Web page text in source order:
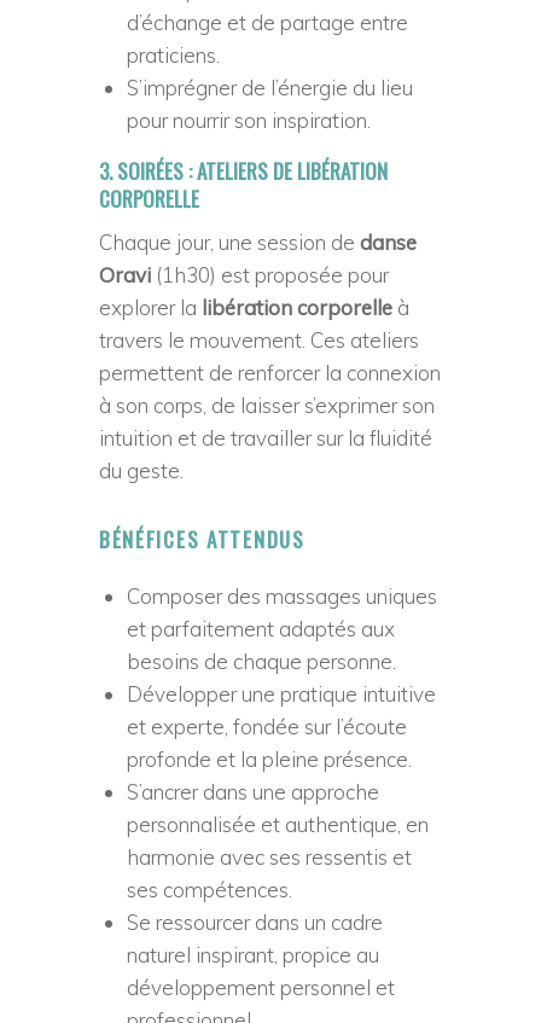
d’échange et de partage entre
praticiens.
S’imprégner de l’énergie du lieu
pour nourrir son inspiration.
3. SOIRÉES : ATELIERS DE LIBÉRATION
CORPORELLE
Chaque jour, une session de danse
Oravi(1h30) est proposée pour
explorer la libération corporelleà
travers le mouvement. Ces ateliers
permettent de renforcer la connexion
à son corps, de laisser s’exprimer son
intuition et de travailler sur la fluidité
du geste.
BÉNÉFICES ATTENDUS
Composer des massages uniques
et parfaitement adaptés aux
besoins de chaque personne.
Développer une pratique intuitive
et experte, fondée sur l’écoute
profonde et la pleine présence.
S’ancrer dans une approche
personnalisée et authentique, en
harmonie avec ses ressentis et
ses compétences.
Se ressourcer dans un cadre
naturel inspirant, propice au
développement personnel et